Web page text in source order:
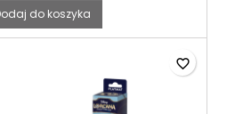
do koszyka
favorite_border